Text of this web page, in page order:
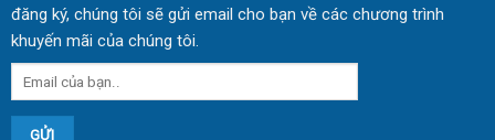
đăng ký, chúng tôi sẽ gửi email cho bạn về các chương trình
khuyến mãi của chúng tôi.